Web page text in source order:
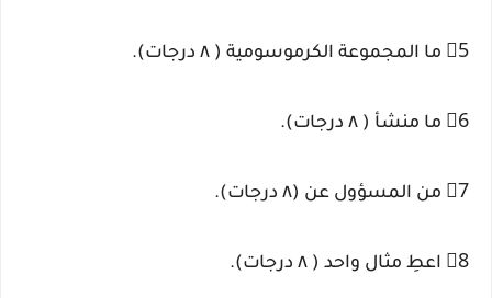
5⃣ ما المجموعة الكرموسومية ( ٨ درجات).
6⃣ ما منشأ ( ٨ درجات).
7⃣ من المسؤول عن (٨ درجات).
8⃣ اعطِ مثال واحد ( ٨ درجات).